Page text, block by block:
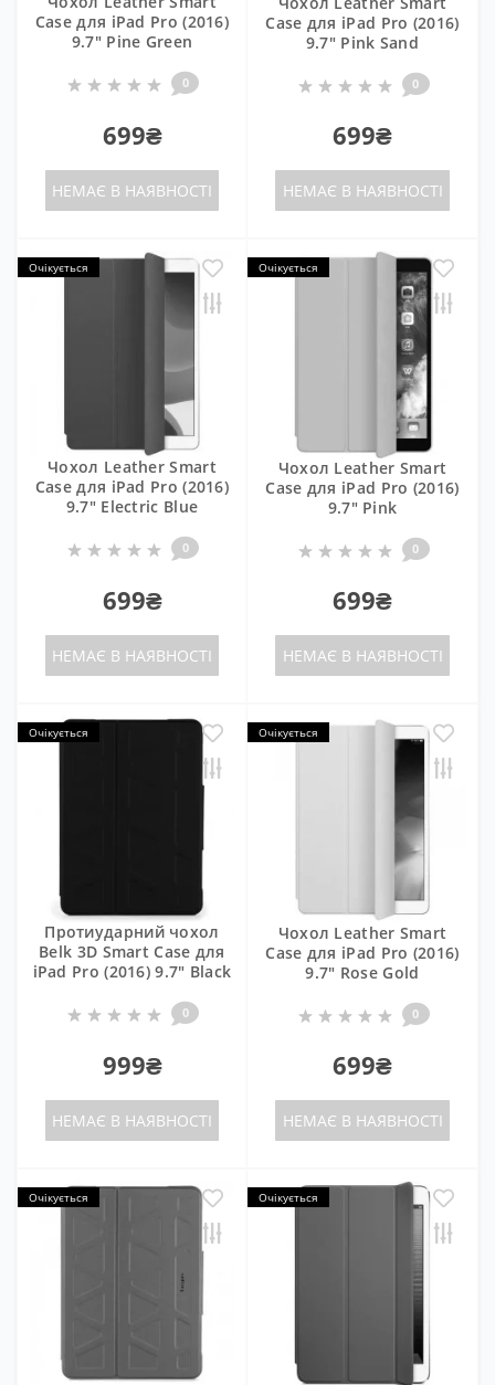
Case для iPad Pro (2016)
9.7" Pine Green
0
699₴
НЕМАЄ В НАЯВНОСТІ
Case для iPad Pro (2016)
9.7" Pink Sand
0
699₴
НЕМАЄ В НАЯВНОСТІ
Очікується
Чохол Leather Smart
Case для iPad Pro (2016)
9.7" Electric Blue
0
699₴
НЕМАЄ В НАЯВНОСТІ
Очікується
Чохол Leather Smart
Case для iPad Pro (2016)
9.7" Pink
0
699₴
НЕМАЄ В НАЯВНОСТІ
Очікується
Протиударний чохол
Belk 3D Smart Case для
iPad Pro (2016) 9.7" Black
0
999₴
НЕМАЄ В НАЯВНОСТІ
Очікується
Чохол Leather Smart
Case для iPad Pro (2016)
9.7" Rose Gold
0
699₴
НЕМАЄ В НАЯВНОСТІ
Очікується Очікується